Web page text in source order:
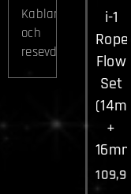
Kablar
och
resevdelar
i-1
Rope
Flow
Set
(14mm
+
16mm)
109,9